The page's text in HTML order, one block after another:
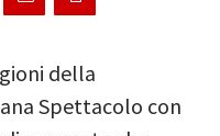
della
Spettacolo con